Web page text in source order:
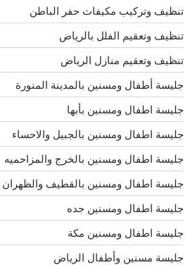
تنظيف وتركيب مكيفات حفر الباطن
تنظيف وتعقيم الفلل بالرياض
تنظيف وتعقيم منازل الرياض
جليسة أطفال ومسنين بالمدينة المنورة
جليسة اطفال ومسنين بأبها
جليسة اطفال ومسنين بالجبيل والاحساء
جليسة اطفال ومسنين بالخرج والمزاحميه
جليسة اطفال ومسنين بالقطيف والظهران
جليسة اطفال ومسنين جده
جليسة اطفال ومسنين مكة
جليسة مسنين وأطفال الرياض